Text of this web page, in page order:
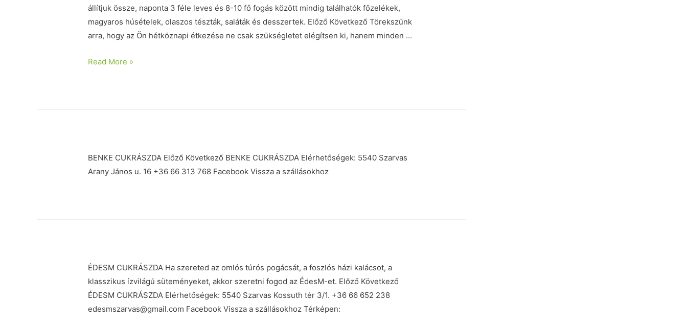
állítjuk össze, naponta 3 féle leves és 8-10 fő fogás között mindig találhatók főzelékek,
magyaros húsételek, olaszos tészták, saláták és desszertek. Előző Következő Törekszünk
arra, hogy az Ön hétköznapi étkezése ne csak szükségletet elégítsen ki, hanem minden …
Read More »
BENKE CUKRÁSZDA Előző Következő BENKE CUKRÁSZDA Elérhetőségek: 5540 Szarvas
Arany János u. 16 +36 66 313 768 Facebook Vissza a szállásokhoz
ÉDESM CUKRÁSZDA Ha szereted az omlós túrós pogácsát, a foszlós házi kalácsot, a
klasszikus ízvilágú süteményeket, akkor szeretni fogod az ÉdesM-et. Előző Következő
ÉDESM CUKRÁSZDA Elérhetőségek: 5540 Szarvas Kossuth tér 3/1. +36 66 652 238
edesmszarvas@gmail.com Facebook Vissza a szállásokhoz Térképen: